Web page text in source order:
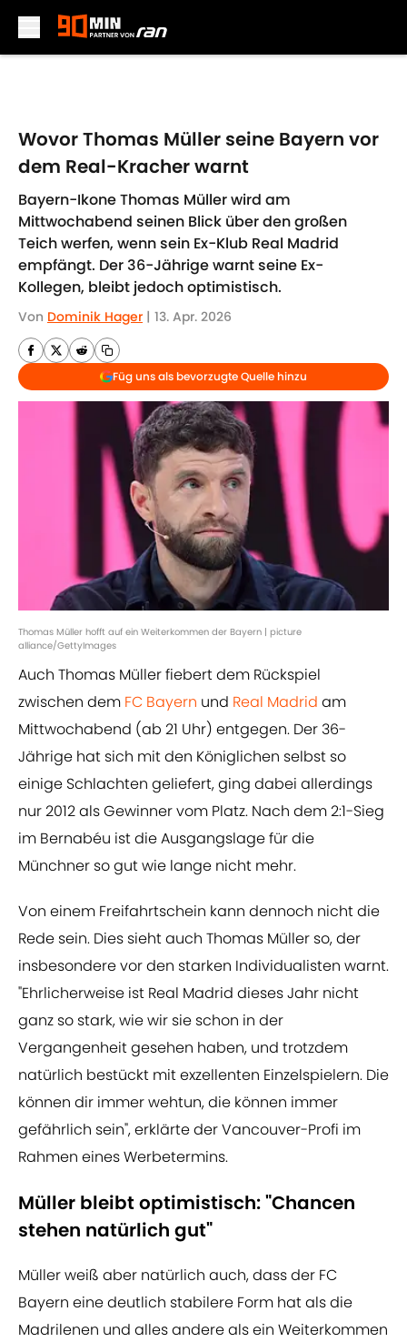
Wovor Thomas Müller seine Bayern vor
dem Real-Kracher warnt
Bayern-Ikone Thomas Müller wird am
Mittwochabend seinen Blick über den großen
Teich werfen, wenn sein Ex-Klub Real Madrid
empfängt. Der 36-Jährige warnt seine Ex-
Kollegen, bleibt jedoch optimistisch.
Von Dominik Hager | 13. Apr. 2026
Füg uns als bevorzugte Quelle hinzu
Thomas Müller hofft auf ein Weiterkommen der Bayern | picture
alliance/GettyImages
Auch Thomas Müller fiebert dem Rückspiel
zwischen dem FC Bayern und Real Madrid am
Mittwochabend (ab 21 Uhr) entgegen. Der 36-
Jährige hat sich mit den Königlichen selbst so
einige Schlachten geliefert, ging dabei allerdings
nur 2012 als Gewinner vom Platz. Nach dem 2:1-Sieg
im Bernabéu ist die Ausgangslage für die
Münchner so gut wie lange nicht mehr.
Von einem Freifahrtschein kann dennoch nicht die
Rede sein. Dies sieht auch Thomas Müller so, der
insbesondere vor den starken Individualisten warnt.
"Ehrlicherweise ist Real Madrid dieses Jahr nicht
ganz so stark, wie wir sie schon in der
Vergangenheit gesehen haben, und trotzdem
natürlich bestückt mit exzellenten Einzelspielern. Die
können dir immer wehtun, die können immer
gefährlich sein", erklärte der Vancouver-Profi im
Rahmen eines Werbetermins.
Müller bleibt optimistisch: "Chancen
stehen natürlich gut"
Müller weiß aber natürlich auch, dass der FC
Bayern eine deutlich stabilere Form hat als die
Madrilenen und alles andere als ein Weiterkommen